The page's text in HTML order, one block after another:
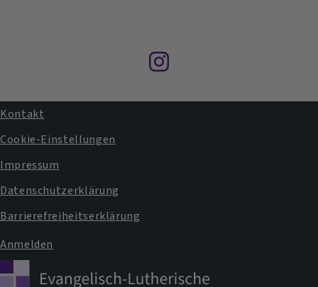
Instagram
Fußbereichsmenü
Kontakt
Cookie-Einstellungen
Impressum
Datenschutzerklärung
Barrierefreiheitserklärung
Benutzermenü
Anmelden